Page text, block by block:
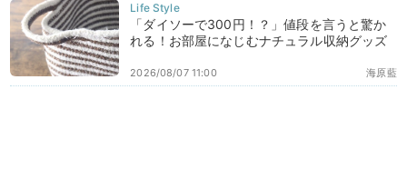
「ダイソーで300円！？」値段を言うと驚か
れる！お部屋になじむナチュラル収納グッズ
海原藍
2026/08/07 11:00